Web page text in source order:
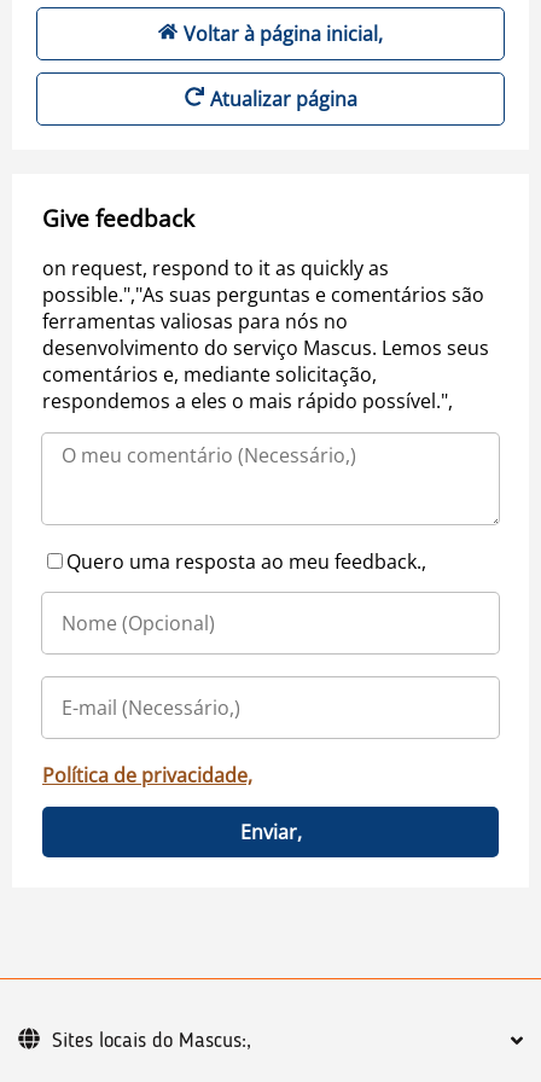
Voltar à página inicial,
Atualizar página
Give feedback
on request, respond to it as quickly as
possible.","As suas perguntas e comentários são
ferramentas valiosas para nós no
desenvolvimento do serviço Mascus. Lemos seus
comentários e, mediante solicitação,
respondemos a eles o mais rápido possível.",
Quero uma resposta ao meu feedback.,
Política de privacidade,
Enviar,
Sites locais do Mascus:,